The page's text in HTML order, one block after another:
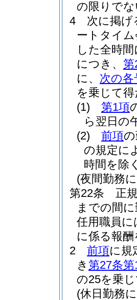
の限りで
4
次に掲げ
ートタイ
した全時
につき、 第
に、 次の各
を乗じて
(1)
第1項
ら翌日の
(2)
前項
の規定に
時間を除
(夜間勤務
第22条
正
までの間
任用職員
に係る報
2
前項に規
き 第27条第
の25を乗
(休日勤務